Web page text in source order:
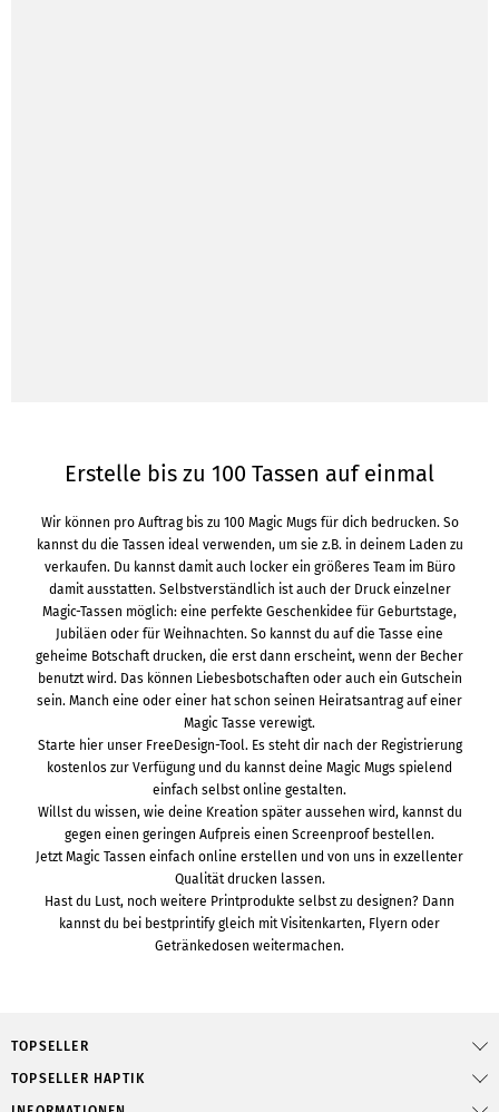
Erstelle bis zu 100 Tassen auf einmal
Wir können pro Auftrag bis zu 100 Magic Mugs für dich bedrucken. So
kannst du die Tassen ideal verwenden, um sie z.B. in deinem Laden zu
verkaufen. Du kannst damit auch locker ein größeres Team im Büro
damit ausstatten. Selbstverständlich ist auch der Druck einzelner
Magic-Tassen möglich: eine perfekte Geschenkidee für Geburtstage,
Jubiläen oder für Weihnachten. So kannst du auf die Tasse eine
geheime Botschaft drucken, die erst dann erscheint, wenn der Becher
benutzt wird. Das können Liebesbotschaften oder auch ein Gutschein
sein. Manch eine oder einer hat schon seinen Heiratsantrag auf einer
Magic Tasse verewigt.
Starte hier unser FreeDesign-Tool. Es steht dir nach der Registrierung
kostenlos zur Verfügung und du kannst deine Magic Mugs spielend
einfach selbst online gestalten.
Willst du wissen, wie deine Kreation später aussehen wird, kannst du
gegen einen geringen Aufpreis einen Screenproof bestellen.
Jetzt Magic Tassen einfach online erstellen und von uns in exzellenter
Qualität drucken lassen.
Hast du Lust, noch weitere Printprodukte selbst zu designen? Dann
kannst du bei bestprintify gleich mit Visitenkarten, Flyern oder
Getränkedosen weitermachen.
TOPSELLER
TOPSELLER HAPTIK